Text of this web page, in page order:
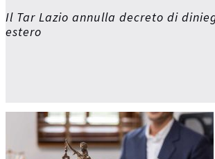
Il Tar Lazio annulla decreto di
estero